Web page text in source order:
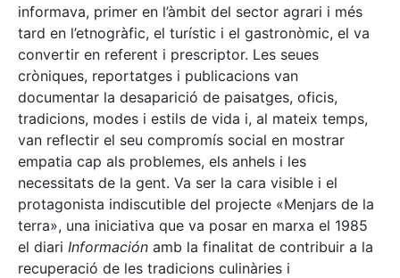
informava, primer en l’àmbit del sector agrari i més
tard en l’etnogràfic, el turístic i el gastronòmic, el va
convertir en referent i prescriptor. Les seues
cròniques, reportatges i publicacions van
documentar la desaparició de paisatges, oficis,
tradicions, modes i estils de vida i, al mateix temps,
van reflectir el seu compromís social en mostrar
empatia cap als problemes, els anhels i les
necessitats de la gent. Va ser la cara visible i el
protagonista indiscutible del projecte «Menjars de la
terra», una iniciativa que va posar en marxa el 1985
el diari Información amb la finalitat de contribuir a la
recuperació de les tradicions culinàries i